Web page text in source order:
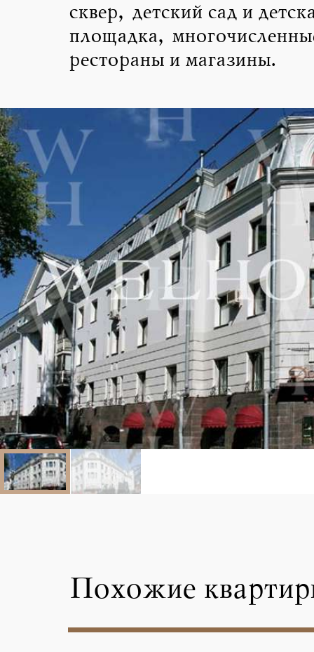
сквер, детский сад и
площадка,
рестораны и магазины.
Похожие